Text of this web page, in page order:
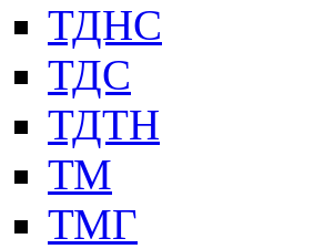
ТДНС
ТДС
ТДТН
ТМ
ТМГ